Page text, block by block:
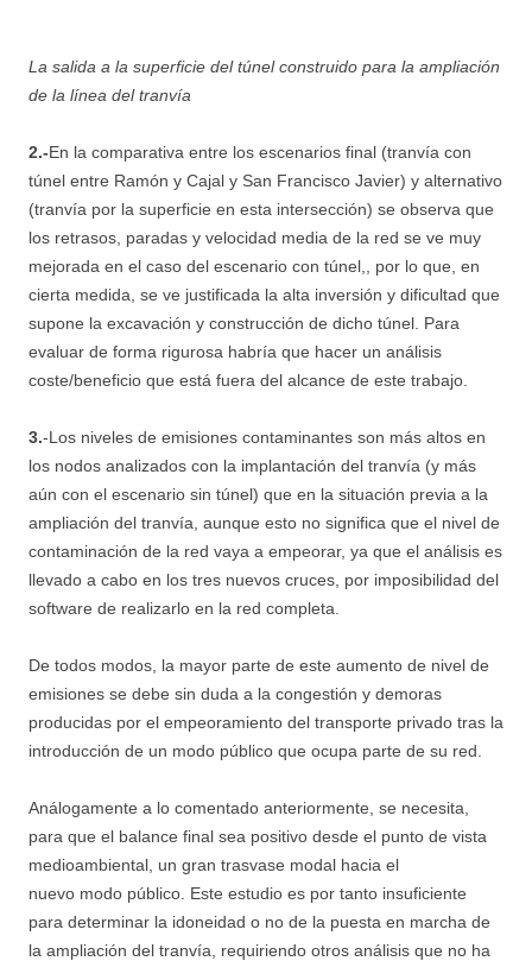
La salida a la superficie del túnel construido para la ampliación
de la línea del tranvía
2.-En la comparativa entre los escenarios final (tranvía con
túnel entre Ramón y Cajal y San Francisco Javier) y alternativo
(tranvía por la superficie en esta intersección) se observa que
los retrasos, paradas y velocidad media de la red se ve muy
mejorada en el caso del escenario con túnel,, por lo que, en
cierta medida, se ve justificada la alta inversión y dificultad que
supone la excavación y construcción de dicho túnel. Para
evaluar de forma rigurosa habría que hacer un análisis
coste/beneficio que está fuera del alcance de este trabajo.
3.-Los niveles de emisiones contaminantes son más altos en
los nodos analizados con la implantación del tranvía (y más
aún con el escenario sin túnel) que en la situación previa a la
ampliación del tranvía, aunque esto no significa que el nivel de
contaminación de la red vaya a empeorar, ya que el análisis es
llevado a cabo en los tres nuevos cruces, por imposibilidad del
software de realizarlo en la red completa.
De todos modos, la mayor parte de este aumento de nivel de
emisiones se debe sin duda a la congestión y demoras
producidas por el empeoramiento del transporte privado tras la
introducción de un modo público que ocupa parte de su red.
Análogamente a lo comentado anteriormente, se necesita,
para que el balance final sea positivo desde el punto de vista
medioambiental, un gran trasvase modal hacia el
nuevo modo público. Este estudio es por tanto insuficiente
para determinar la idoneidad o no de la puesta en marcha de
la ampliación del tranvía, requiriendo otros análisis que no ha